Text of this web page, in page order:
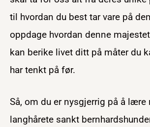
til hvordan du best tar vare på
oppdage hvordan denne
kan berike livet ditt på måter du
har tenkt på før.
Så, om du er nysgjerrig på å lære
langhårete sankt